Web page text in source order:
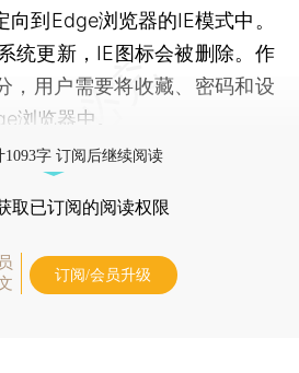
到Edge浏览器的IE模式中。
统更新，IE图标会被删除。作
，用户需要将收藏、密码和设
浏览器中。
1093字 订阅后继续阅读
取已订阅的阅读权限
订阅/会员升级